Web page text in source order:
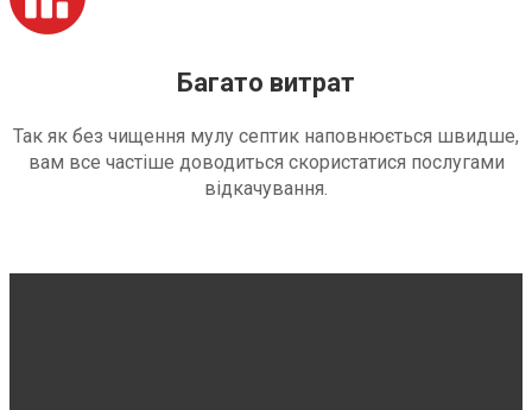
Багато витрат
Так як без чищення мулу септик наповнюється швидше,
вам все частіше доводиться скористатися послугами
відкачування.